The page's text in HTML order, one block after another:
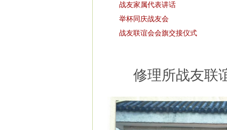
战友家属代表讲话
举杯同庆战友会
战友联谊会会旗交接仪式
修理所战友联